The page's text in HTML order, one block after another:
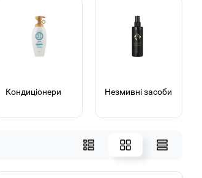
Кондиціонери Незмивні засоби